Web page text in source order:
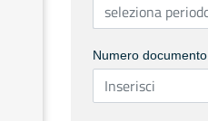
Numero documento